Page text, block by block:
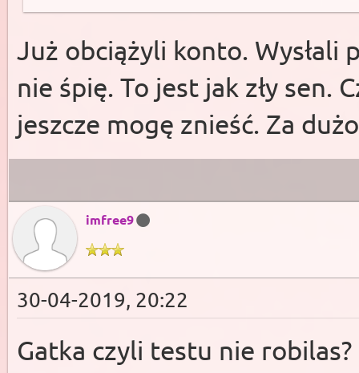
Już obciążyli konto.
nie śpię. To jest jak zły sen.
jeszcze mogę znieść. Za
imfree9
30-04-2019, 20:22
Gatka czyli testu nie